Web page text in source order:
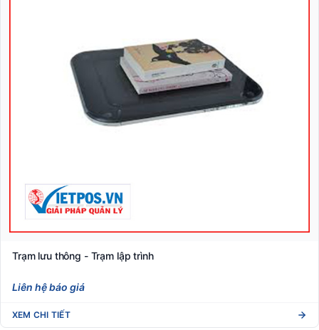
Trạm lưu thông - Trạm lập trình
Liên hệ báo giá
XEM CHI TIẾT